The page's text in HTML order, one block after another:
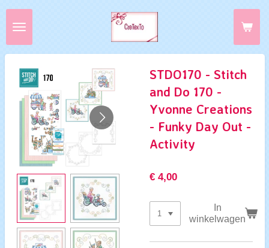
Ga
direct
de
hoofdinhoud
STDO170 - Stitch
and Do 170 -
Yvonne Creations
- Funky Day Out -
Activity
€ 4,00
In
winkelwagen